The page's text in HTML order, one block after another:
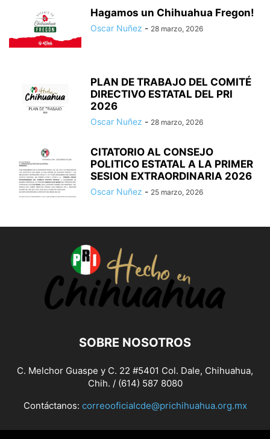
Hagamos un Chihuahua Fregon!
Oscar Nuñez - 28 marzo, 2026
PLAN DE TRABAJO DEL COMITÉ
DIRECTIVO ESTATAL DEL PRI
2026
Oscar Nuñez - 28 marzo, 2026
CITATORIO AL CONSEJO
POLITICO ESTATAL A LA PRIMER
SESION EXTRAORDINARIA 2026
Oscar Nuñez - 25 marzo, 2026
SOBRE NOSOTROS
C. Melchor Guaspe y C. 22 #5401 Col. Dale, Chihuahua,
Chih. / (614) 587 8080
Contáctanos: correooficialcde@prichihuahua.org.mx